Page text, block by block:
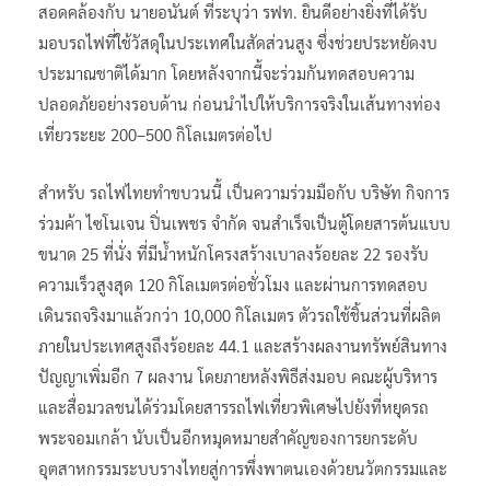
สอดคล้องกับ นายอนันต์ ที่ระบุว่า รฟท. ยินดีอย่างยิ่งที่ได้รับ
มอบรถไฟที่ใช้วัสดุในประเทศในสัดส่วนสูง ซึ่งช่วยประหยัดงบ
ประมาณชาติได้มาก โดยหลังจากนี้จะร่วมกันทดสอบความ
ปลอดภัยอย่างรอบด้าน ก่อนนำไปให้บริการจริงในเส้นทางท่อง
เที่ยวระยะ 200–500 กิโลเมตรต่อไป
สำหรับ รถไฟไทยทำขบวนนี้ เป็นความร่วมมือกับ บริษัท กิจการ
ร่วมค้า ไซโนเจน ปิ่นเพชร จำกัด จนสำเร็จเป็นตู้โดยสารต้นแบบ
ขนาด 25 ที่นั่ง ที่มีน้ำหนักโครงสร้างเบาลงร้อยละ 22 รองรับ
ความเร็วสูงสุด 120 กิโลเมตรต่อชั่วโมง และผ่านการทดสอบ
เดินรถจริงมาแล้วกว่า 10,000 กิโลเมตร ตัวรถใช้ชิ้นส่วนที่ผลิต
ภายในประเทศสูงถึงร้อยละ 44.1 และสร้างผลงานทรัพย์สินทาง
ปัญญาเพิ่มอีก 7 ผลงาน โดยภายหลังพิธีส่งมอบ คณะผู้บริหาร
และสื่อมวลชนได้ร่วมโดยสารรถไฟเที่ยวพิเศษไปยังที่หยุดรถ
พระจอมเกล้า นับเป็นอีกหมุดหมายสำคัญของการยกระดับ
อุตสาหกรรมระบบรางไทยสู่การพึ่งพาตนเองด้วยนวัตกรรมและ